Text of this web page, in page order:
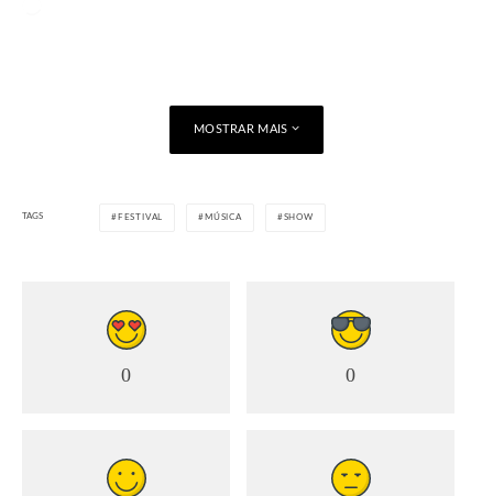
MOSTRAR MAIS
TAGS FESTIVAL MÚSICA SHOW
0 0